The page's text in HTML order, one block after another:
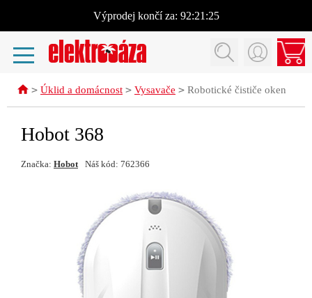
Výprodej končí za: 92:21:24
> Úklid a domácnost > Vysavače > Robotické čističe oken
Hobot 368
Značka: Hobot Náš kód: 762366